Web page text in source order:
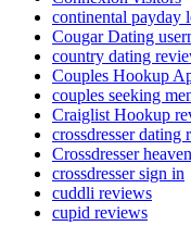
continental payday
Cougar Dating
country dating
Couples Hookup
couples seeking
Craiglist Hookup
crossdresser dating
Crossdresser
crossdresser sign in
cuddli reviews
cupid reviews